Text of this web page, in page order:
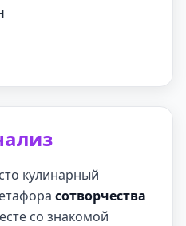
кулинарный
сотворчества
со знакомой